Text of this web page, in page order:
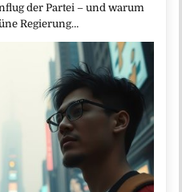
der Partei – und warum
Regierung…